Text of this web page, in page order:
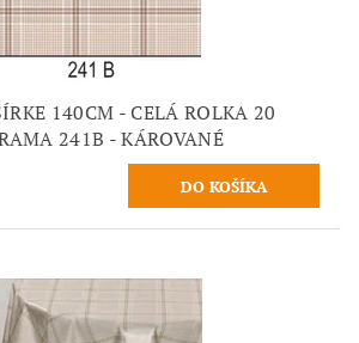
140CM - CELÁ ROLKA 20
241B - KÁROVANÉ